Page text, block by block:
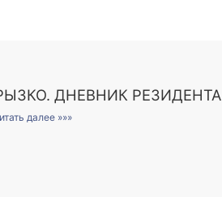
ДНЕВНИК РЕЗИДЕНТА
далее »»»